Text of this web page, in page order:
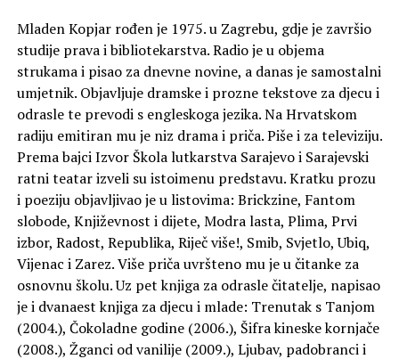
Mladen Kopjar rođen je 1975. u Zagrebu, gdje je završio
studije prava i bibliotekarstva. Radio je u objema
strukama i pisao za dnevne novine, a danas je samostalni
umjetnik. Objavljuje dramske i prozne tekstove za djecu i
odrasle te prevodi s engleskoga jezika. Na Hrvatskom
radiju emitiran mu je niz drama i priča. Piše i za televiziju.
Prema bajci Izvor Škola lutkarstva Sarajevo i Sarajevski
ratni teatar izveli su istoimenu predstavu. Kratku prozu
i poeziju objavljivao je u listovima: Brickzine, Fantom
slobode, Književnost i dijete, Modra lasta, Plima, Prvi
izbor, Radost, Republika, Riječ više!, Smib, Svjetlo, Ubiq,
Vijenac i Zarez. Više priča uvršteno mu je u čitanke za
osnovnu školu. Uz pet knjiga za odrasle čitatelje, napisao
je i dvanaest knjiga za djecu i mlade: Trenutak s Tanjom
(2004.), Čokoladne godine (2006.), Šifra kineske kornjače
(2008.), Žganci od vanilije (2009.), Ljubav, padobranci i